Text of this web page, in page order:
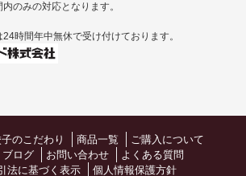
のみの対応となります。
時間年中無休で受け付けております。
のこだわり 商品一覧
ご購入について
ブログ お問い合わせ
よくある質問
法に基づく表示
個人情報保護方針